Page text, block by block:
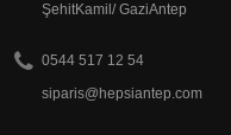
ŞehitKamil/ GaziAntep
0544 517 12 54
siparis@hepsiantep.com